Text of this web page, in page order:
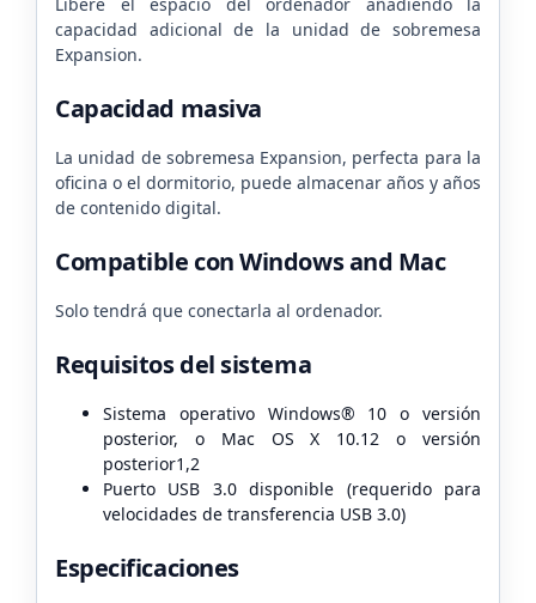
capacidad adicional de la unidad de sobremesa
Expansion.
Capacidad masiva
La unidad de sobremesa Expansion, perfecta para la
oficina o el dormitorio, puede almacenar años y años
de contenido digital.
Compatible con Windows and Mac
Solo tendrá que conectarla al ordenador.
Requisitos del sistema
Sistema operativo Windows® 10 o versión
posterior, o Mac OS X 10.12 o versión
posterior1,2
Puerto USB 3.0 disponible (requerido para
velocidades de transferencia USB 3.0)
Especificaciones